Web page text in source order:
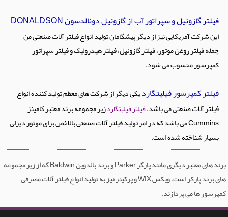
فیلتر گازوئیل و سپراتور آب از گازوئیل دونالدسون DONALDSON
این شرکت آمریکایی نیز از دیگر پیشگامان تولید انواع فیلتر آلات صنعتی من
جمله فیلتر روغن موتور، فیلتر گازوئیل، فیلتر هیدرولیک و فیلتر سپراتور
کمپرسور محسوب می شود.
فیلتر کمپرسور فیلیتگاردیکی دیگر از شرکت های معظم تولید کننده انواع
فیلتر آلات صنعتی می باشد.فیلتر فیلیتگاردزیر مجموعه برند معتبر کامینز
Cummins می باشد که در امر تولید فیلتر آلات صنعتی بالاخص برای موتور دیزلی
بسیار شناخته شده است.
برند های معتبر دیگری مانند پارکر Parker و برند بالدوین Baldwin که از زیر مجموعه
های برند پارکر است، ویکس WIX و پرکینز نیز به تولید انواع فیلتر آلات مصرفی
کمپرسور ها می پردازند.